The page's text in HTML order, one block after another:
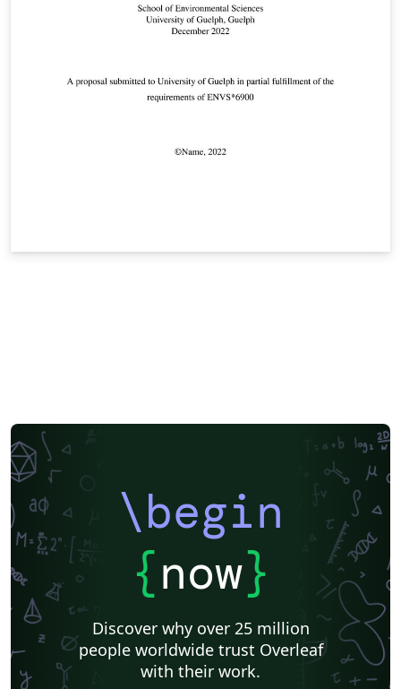
\begin
{now}
Discover why over 25 million
people worldwide trust Overleaf
with their work.